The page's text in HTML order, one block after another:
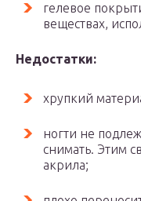
гелевое
веществах,
Недостатки:
хрупкий
ногти не
снимать. Этим
акрила;